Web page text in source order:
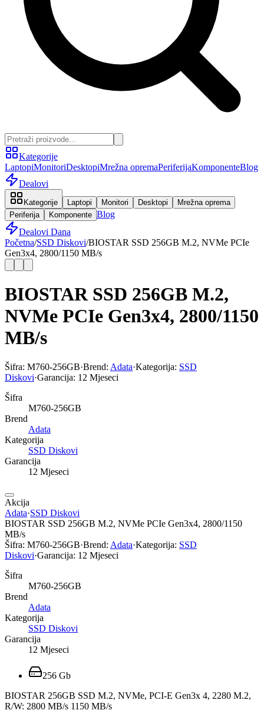
Kategorije
LaptopiMonitoriDesktopiMrežna opremaPeriferijaKomponenteBlog
Dealovi
Kategorije Laptopi Monitori Desktopi
Mrežna oprema
Periferija
Komponente Blog
Dealovi Dana
Početna/SSD Diskovi/BIOSTAR SSD 256GB M.2, NVMe PCIe
Gen3x4, 2800/1150 MB/s
BIOSTAR SSD 256GB M.2,
NVMe PCIe Gen3x4, 2800/1150
MB/s
Šifra: M760-256GB·Brend: Adata·Kategorija: SSD
Diskovi·Garancija: 12 Mjeseci
Šifra
M760-256GB
Brend
Adata
Kategorija
SSD Diskovi
Garancija
12 Mjeseci
Akcija
Adata·SSD Diskovi
BIOSTAR SSD 256GB M.2, NVMe PCIe Gen3x4, 2800/1150
MB/s
Šifra: M760-256GB·Brend: Adata·Kategorija: SSD
Diskovi·Garancija: 12 Mjeseci
Šifra
M760-256GB
Brend
Adata
Kategorija
SSD Diskovi
Garancija
12 Mjeseci
256 Gb
BIOSTAR 256GB SSD M.2, NVMe, PCI-E Gen3x 4, 2280 M.2,
R/W: 2800 MB/s 1150 MB/s